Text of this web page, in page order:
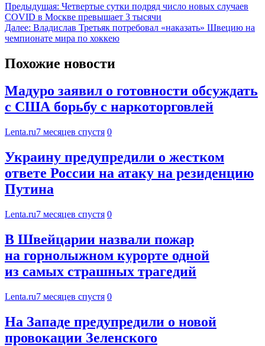
Предыдущая: Четвертые сутки подряд число новых случаев
COVID в Москве превышает 3 тысячи
Далее: Владислав Третьяк потребовал «наказать» Швецию на
чемпионате мира по хоккею
Похожие новости
Мадуро заявил о готовности обсуждать
с США борьбу с наркоторговлей
Lenta.ru7 месяцев спустя 0
Украину предупредили о жестком
ответе России на атаку на резиденцию
Путина
Lenta.ru7 месяцев спустя 0
В Швейцарии назвали пожар
на горнолыжном курорте одной
из самых страшных трагедий
Lenta.ru7 месяцев спустя 0
На Западе предупредили о новой
провокации Зеленского